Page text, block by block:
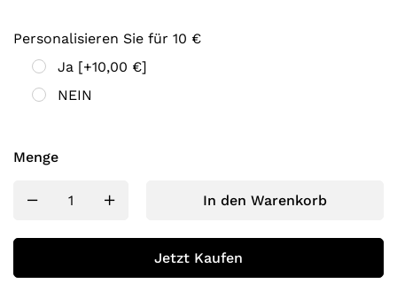
Personalisieren Sie für 10 €
Ja [+10,00 €]
NEIN
Menge
In den Warenkorb
Jetzt Kaufen